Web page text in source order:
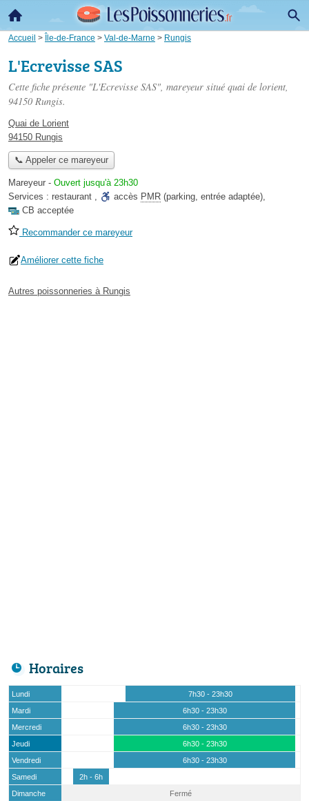
Accueil > Île-de-France > Val-de-Marne > Rungis
L'Ecrevisse SAS
Cette fiche présente "L'Ecrevisse SAS", mareyeur situé quai de lorient,
94150 Rungis.
Quai de Lorient
94150 Rungis
📞 Appeler ce mareyeur
Mareyeur - Ouvert jusqu'à 23h30
Services : restaurant , accès PMR (parking, entrée adaptée),
CB acceptée
Recommander ce mareyeur
Améliorer cette fiche
Autres poissonneries à Rungis
Horaires
Lundi
7h30 - 23h30
Mardi
6h30 - 23h30
Mercredi
6h30 - 23h30
Jeudi
6h30 - 23h30
Vendredi
6h30 - 23h30
Samedi
2h - 6h
Dimanche
Fermé